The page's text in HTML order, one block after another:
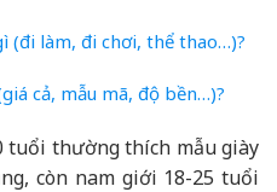
(đi làm, đi chơi, thể thao…)?
cả, mẫu mã, độ bền…)?
tuổi thường thích mẫu giày
còn nam giới 18-25 tuổi